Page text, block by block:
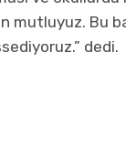
mutluyuz. Bu
dedi.